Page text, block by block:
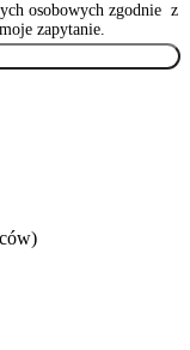
osobowych zgodnie z
zapytanie.